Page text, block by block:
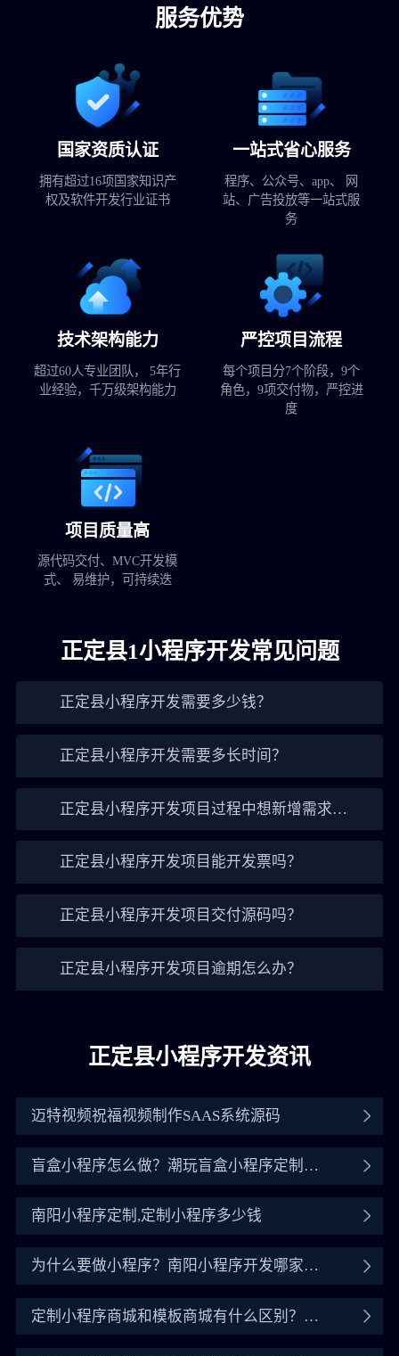
服务优势
国家资质认证
拥有超过16项国家知识产
权及软件开发行业证书
一站式省心服务
程序、公众号、app、 网
站、广告投放等一站式服
务
技术架构能力
超过60人专业团队， 5年行
业经验，千万级架构能力
严控项目流程
每个项目分7个阶段，9个
角色，9项交付物，严控进
度
项目质量高
源代码交付、MVC开发模
式、 易维护，可持续迭
正定县1小程序开发常见问题
正定县小程序开发需要多少钱？
正定县小程序开发需要多长时间？
正定县小程序开发项目过程中想新增需求怎
么办？
正定县小程序开发项目能开发票吗？
正定县小程序开发项目交付源码吗？
正定县小程序开发项目逾期怎么办？
正定县小程序开发资讯
迈特视频祝福视频制作SAAS系统源码
盲盒小程序怎么做？潮玩盲盒小程序定制开
南阳小程序定制,定制小程序多少钱
为什么要做小程序？南阳小程序开发哪家公
定制小程序商城和模板商城有什么区别？如